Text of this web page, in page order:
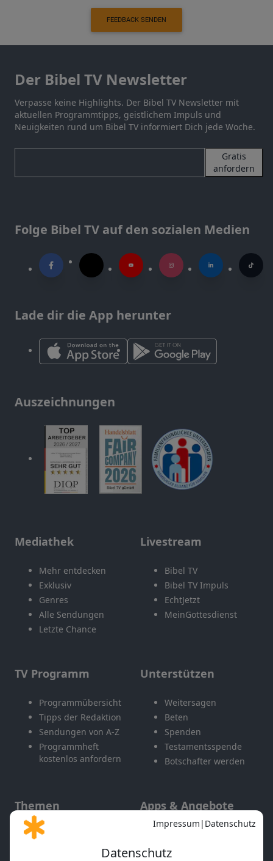
FEEDBACK SENDEN
Der Bibel TV Newsletter
Verpasse keine Highlights. Der Bibel TV Newsletter mit
aktuellen Programmtipps, geistlichem Impuls und
Neuigkeiten rund um Bibel TV informiert Dich jede Woche.
Gratis
anfordern
Folge Bibel TV auf den sozialen Medien
Lade dir die App herunter
Auszeichnungen
Mediathek
Mehr entdecken
Exklusiv
Genres
Alle Sendungen
Letzte Chance
Livestream
Bibel TV
Bibel TV Impuls
EchtJetzt
MeinGottesdienst
TV Programm
Programmübersicht
Tipps der Redaktion
Sendungen von A-Z
Programmheft
kostenlos anfordern
Unterstützen
Weitersagen
Beten
Spenden
Testamentsspende
Botschafter werden
Themen
Gott und Bibel erklärt
Apps & Angebote
Mobile App